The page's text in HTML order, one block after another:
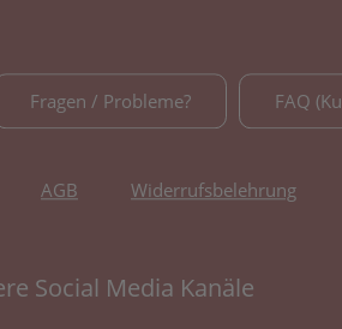
Fragen / Probleme? FAQ
AGB Widerrufsbelehrung
Social Media Kanäle